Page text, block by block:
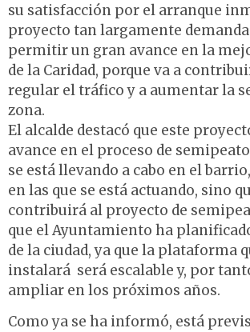
su satisfacción por el arranque
proyecto tan largamente
permitir un gran avance en la
de la Caridad, porque va a
regular el tráfico y a aumentar la
zona.
El alcalde destacó que este
avance en el proceso de
se está llevando a cabo en el
en las que se está actuando, sino
contribuirá al proyecto de
que el Ayuntamiento ha
de la ciudad, ya que la plataforma
instalará será escalable y, por
ampliar en los próximos años.
Como ya se ha informó, está